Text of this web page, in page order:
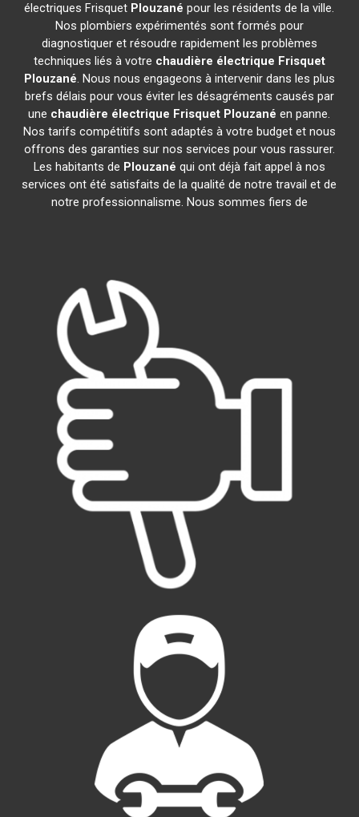
électriques Frisquet Plouzané pour les résidents de la ville.
Nos plombiers expérimentés sont formés pour
diagnostiquer et résoudre rapidement les problèmes
techniques liés à votre chaudière électrique Frisquet
Plouzané. Nous nous engageons à intervenir dans les plus
brefs délais pour vous éviter les désagréments causés par
une chaudière électrique Frisquet Plouzané en panne.
Nos tarifs compétitifs sont adaptés à votre budget et nous
offrons des garanties sur nos services pour vous rassurer.
Les habitants de Plouzané qui ont déjà fait appel à nos
services ont été satisfaits de la qualité de notre travail et de
notre professionnalisme. Nous sommes fiers de